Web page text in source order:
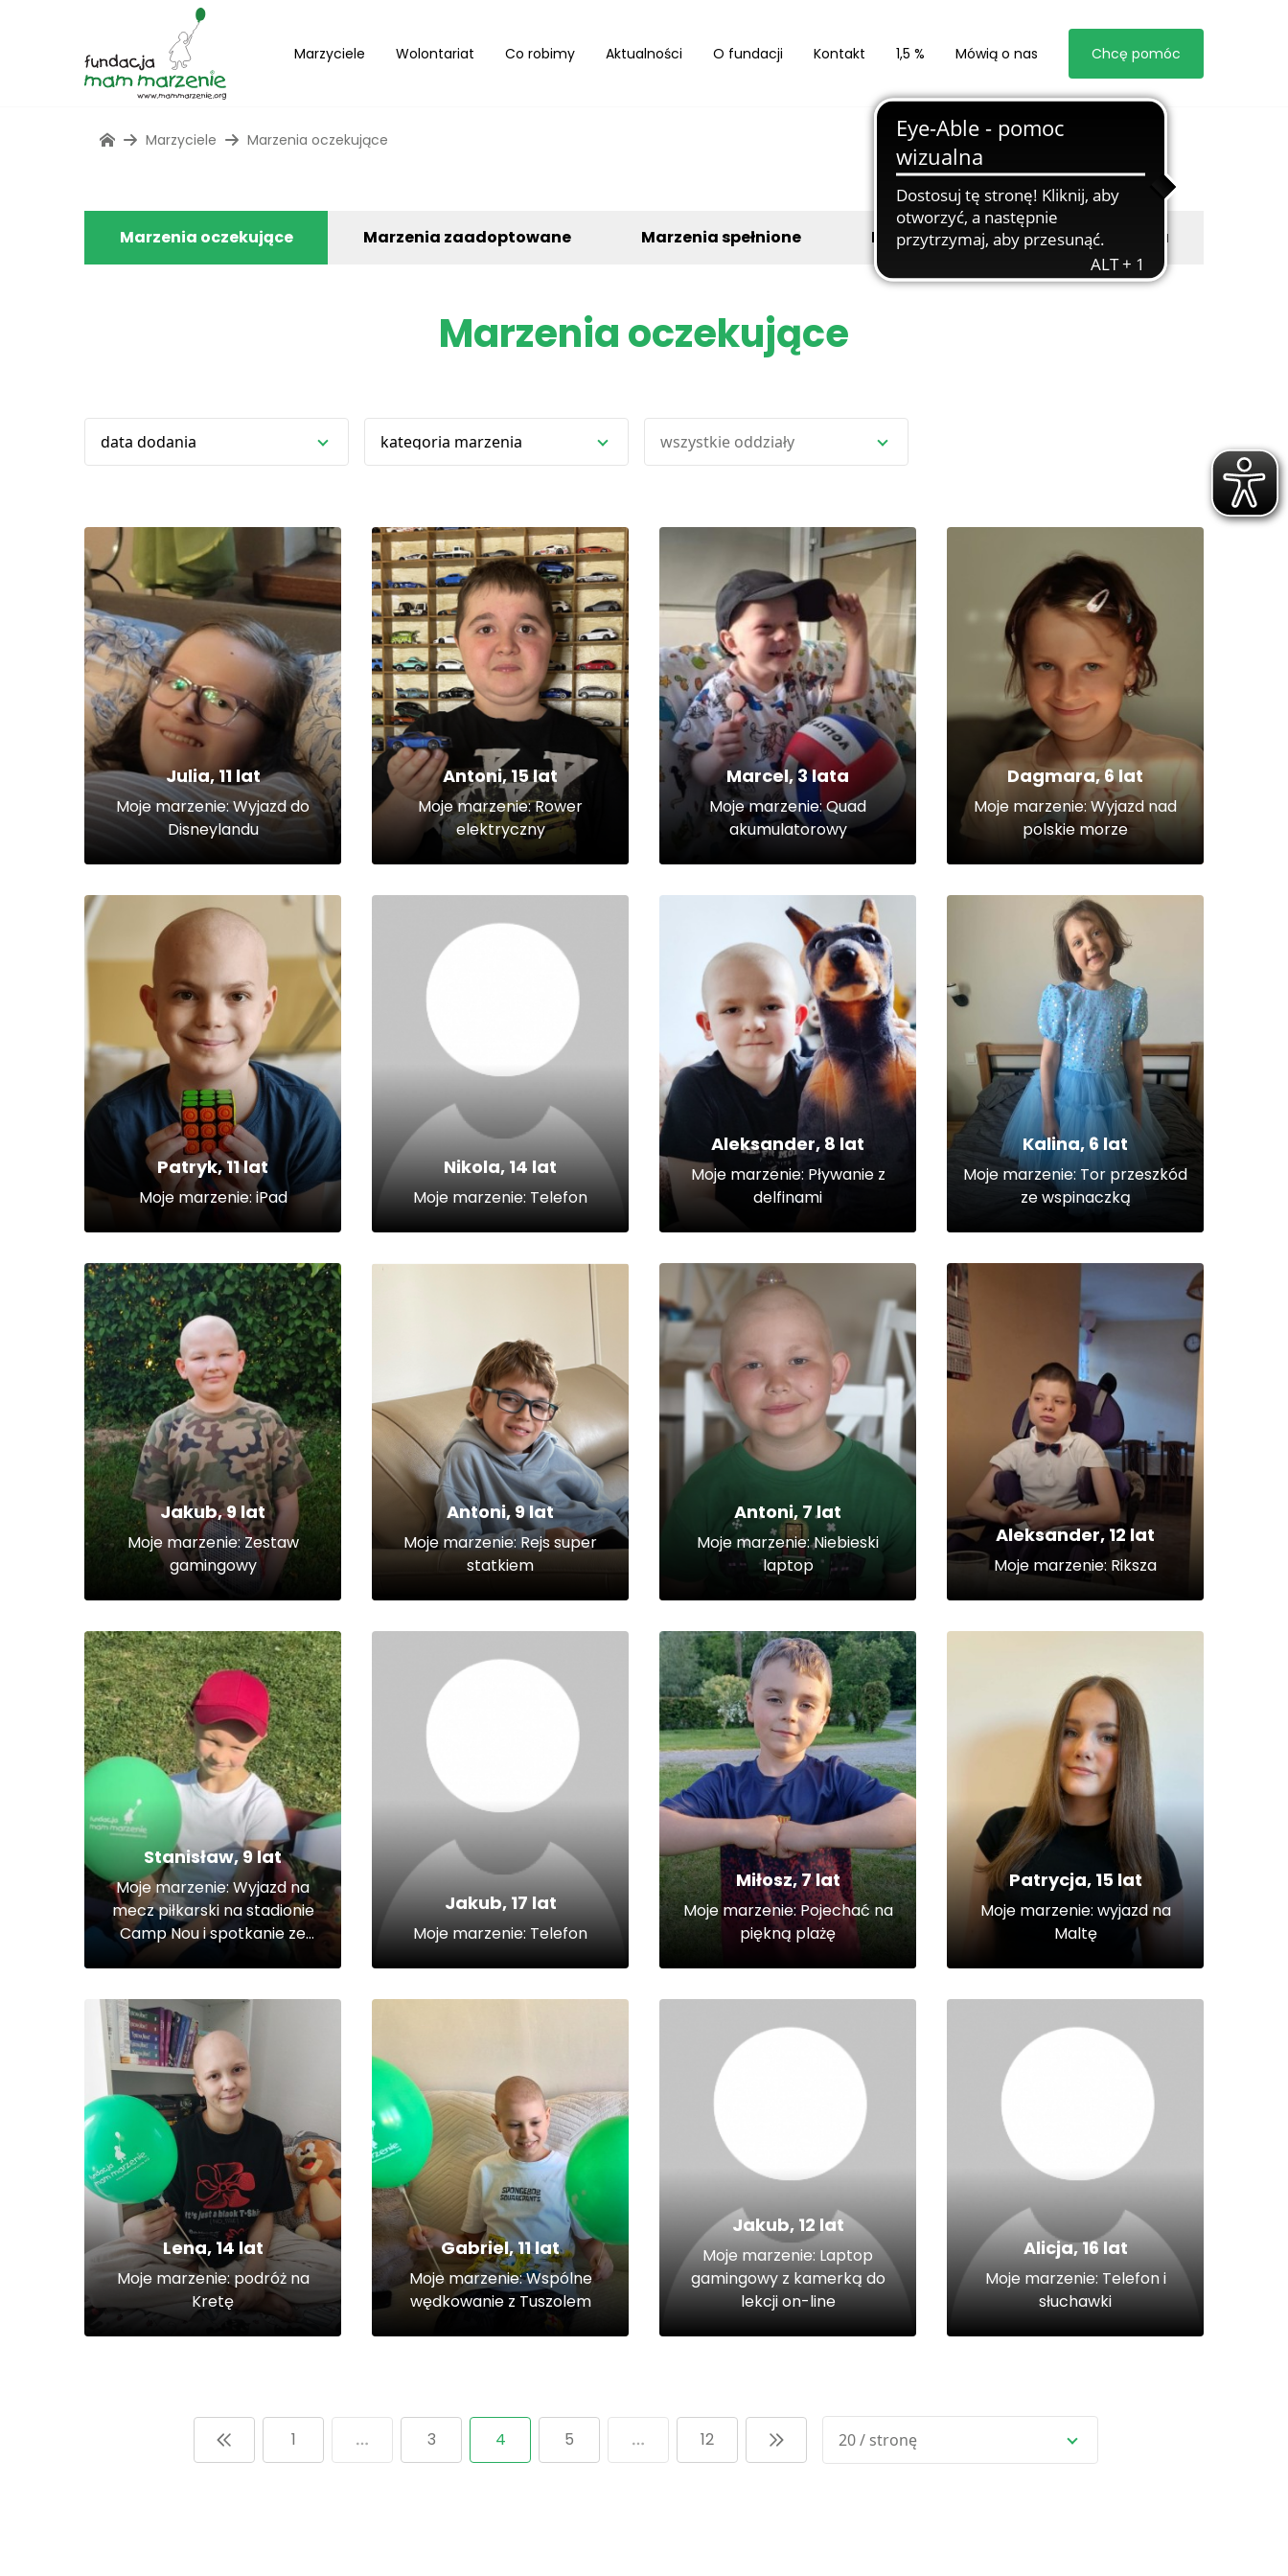
Marzyciele Wolontariat Co robimy Aktualności O fundacji Kontakt 1,5 % Mówią o nas Chcę pomóc
Marzyciele Marzenia oczekujące
Marzenia oczekujące Marzenia zaadoptowane Marzenia spełnione Byli z nami Zgłoś marzyciela
Marzenia oczekujące
data dodania kategoria marzenia wszystkie oddziały
Julia, 11 lat
Moje marzenie: Wyjazd do
Disneylandu
Antoni, 15 lat
Moje marzenie: Rower
elektryczny
Marcel, 3 lata
Moje marzenie: Quad
akumulatorowy
Dagmara, 6 lat
Moje marzenie: Wyjazd nad
polskie morze
Patryk, 11 lat
Moje marzenie: iPad
Nikola, 14 lat
Moje marzenie: Telefon
Aleksander, 8 lat
Moje marzenie: Pływanie z
delfinami
Kalina, 6 lat
Moje marzenie: Tor przeszkód
ze wspinaczką
Jakub, 9 lat
Moje marzenie: Zestaw
gamingowy
Antoni, 9 lat
Moje marzenie: Rejs super
statkiem
Antoni, 7 lat
Moje marzenie: Niebieski
laptop
Aleksander, 12 lat
Moje marzenie: Riksza
Stanisław, 9 lat
Moje marzenie: Wyjazd na
mecz piłkarski na stadionie
Camp Nou i spotkanie ze
wszystkimi zawodnikami klubu
Jakub, 17 lat
Moje marzenie: Telefon
Miłosz, 7 lat
Moje marzenie: Pojechać na
piękną plażę
Patrycja, 15 lat
Moje marzenie: wyjazd na
Maltę
Lena, 14 lat
Moje marzenie: podróż na
Kretę
Gabriel, 11 lat
Moje marzenie: Wspólne
wędkowanie z Tuszolem
Jakub, 12 lat
Moje marzenie: Laptop
gamingowy z kamerką do
lekcji on-line
Alicja, 16 lat
Moje marzenie: Telefon i
słuchawki
1 3 4 5 12 20 / stronę